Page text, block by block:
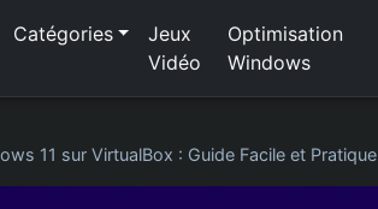
Catégories
Jeux
Vidéo
Optimisation
Windows
11 sur VirtualBox : Guide Facile et Pratique